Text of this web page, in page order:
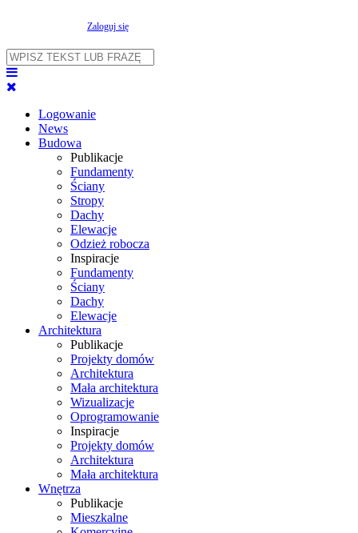
Zaloguj się
Logowanie
News
Budowa
Publikacje
Fundamenty
Ściany
Stropy
Dachy
Elewacje
Odzież robocza
Inspiracje
Fundamenty
Ściany
Dachy
Elewacje
Architektura
Publikacje
Projekty domów
Architektura
Mała architektura
Wizualizacje
Oprogramowanie
Inspiracje
Projekty domów
Architektura
Mała architektura
Wnętrza
Publikacje
Mieszkalne